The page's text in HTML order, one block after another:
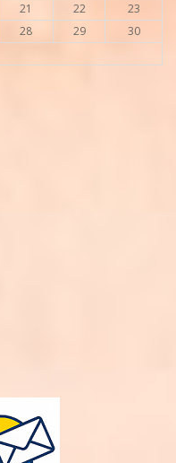
21 22
23
28 29
30